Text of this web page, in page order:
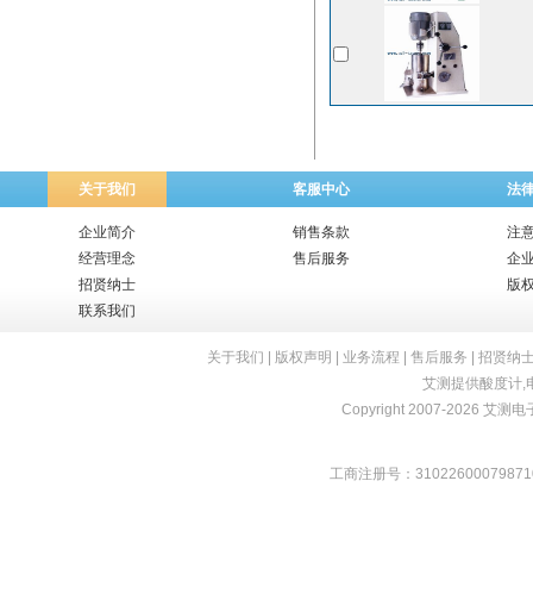
关于我们 客服中心 法
企业简介
经营理念
招贤纳士
联系我们
销售条款
售后服务
注
企
版
关于我们 版权声明 业务流程 售后服务
招贤纳
艾测提供酸度计,
Copyright 2007-2026 艾测电
工商注册号：